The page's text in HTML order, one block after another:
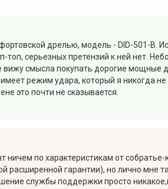
дрелью, модель - DID-501-B.
топ, серьезных претензий к ней нет.
вижу смысла покупать дорогие мощные
режим удара, который я никогда
это почти не сказывается.
ничем по характеристикам от
расширенной гарантии), но лично мне
службы поддержки просто